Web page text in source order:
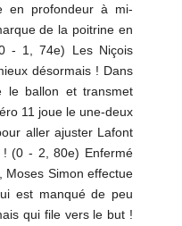
en profondeur à mi-
de la poitrine en
- 1, 74e) Les Niçois
désormais ! Dans
le ballon et transmet
11 joue le une-deux
aller ajuster Lafont
(0 - 2, 80e) Enfermé
Moses Simon effectue
est manqué de peu
qui file vers le but !